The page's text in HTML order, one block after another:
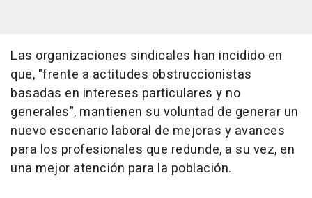
Las organizaciones sindicales han incidido en
que, "frente a actitudes obstruccionistas
basadas en intereses particulares y no
generales", mantienen su voluntad de generar un
nuevo escenario laboral de mejoras y avances
para los profesionales que redunde, a su vez, en
una mejor atención para la población.